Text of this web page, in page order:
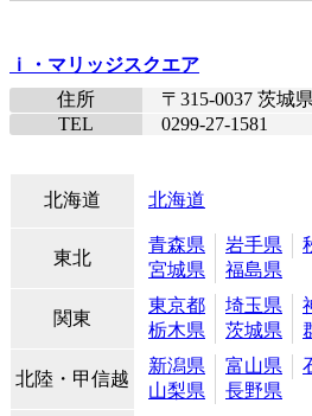
ｉ・マリッジスクエア
住所
〒315-0037 茨城
TEL
0299-27-1581
北海道 北海道
東北
青森県 岩手県
宮城県
福島県
関東
東京都 埼玉県
栃木県
茨城県
北陸・甲信越
新潟県 富山県
山梨県
長野県